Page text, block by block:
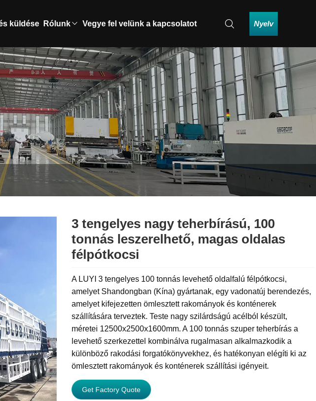
küldése Rólunk Vegye fel velünk a kapcsolatot Nyelv
3 tengelyes nagy teherbírású, 100
tonnás leszerelhető, magas oldalas
félpótkocsi
A LUYI 3 tengelyes 100 tonnás levehető oldalfalú félpótkocsi,
amelyet Shandongban (Kína) gyártanak, egy vadonatúj berendezés,
amelyet kifejezetten ömlesztett rakományok és konténerek
szállítására terveztek. Teste nagy szilárdságú acélból készült,
méretei 12500x2500x1600mm. A 100 tonnás szuper teherbírás a
levehető szerkezettel kombinálva rugalmasan alkalmazkodik a
különböző rakodási forgatókönyvekhez, és hatékonyan elégíti ki az
ömlesztett rakományok és konténerek szállítási igényeit.
Get Factory Quote